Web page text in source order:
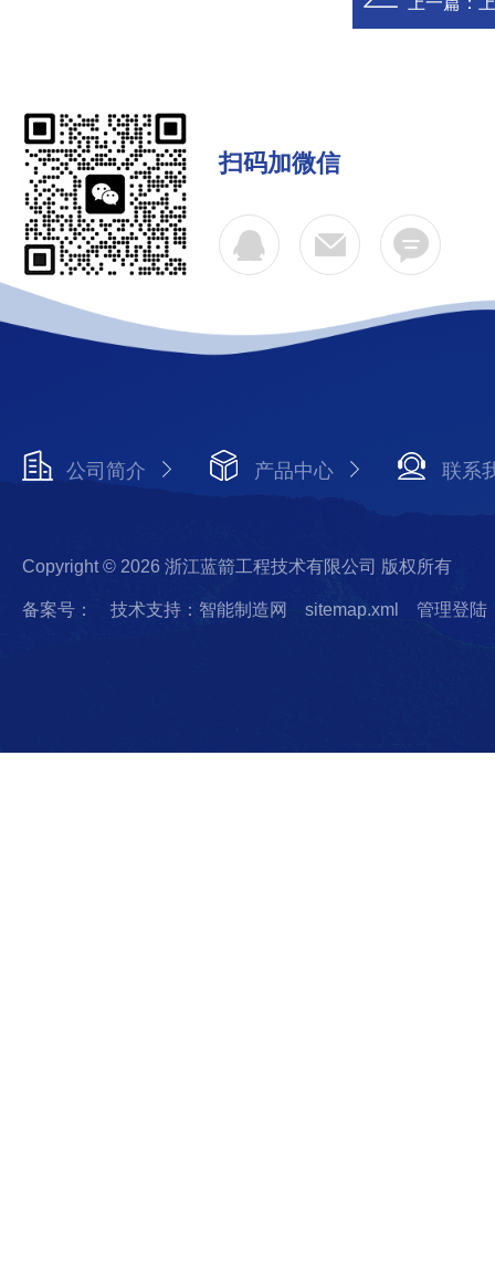
扫码加微信
公司简介 产品中心 联系
Copyright © 2026 浙江蓝箭工程技术有限公司 版权所有
备案号： 技术支持：智能制造网 sitemap.xml 管理登陆